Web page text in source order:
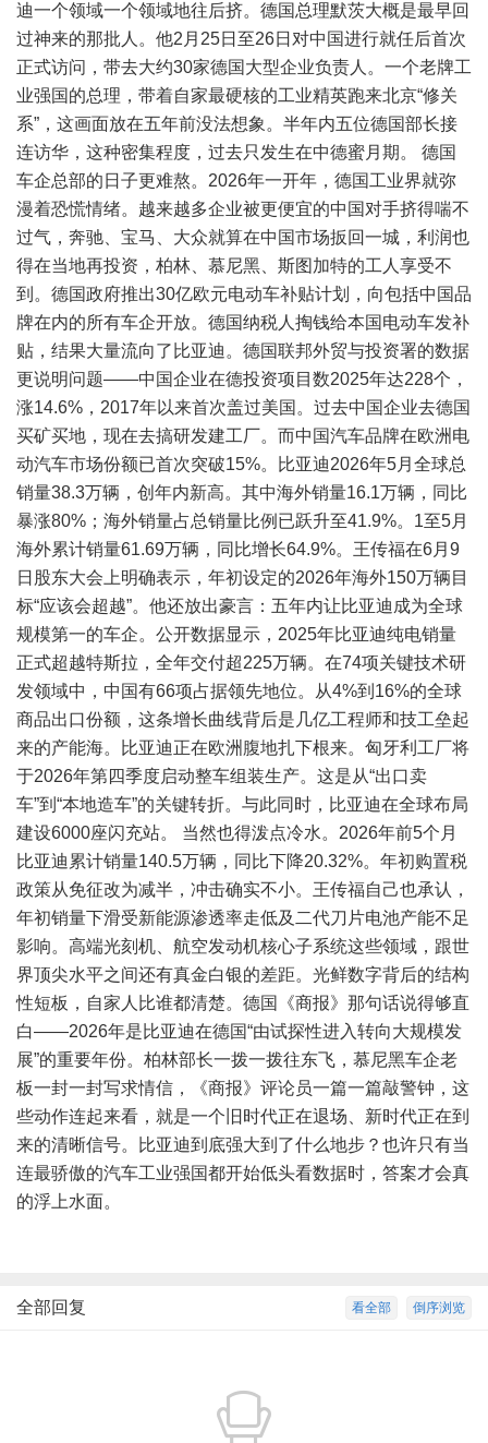
迪一个领域一个领域地往后挤。德国总理默茨大概是最早回
过神来的那批人。他2月25日至26日对中国进行就任后首次
正式访问，带去大约30家德国大型企业负责人。一个老牌工
业强国的总理，带着自家最硬核的工业精英跑来北京“修关
系”，这画面放在五年前没法想象。半年内五位德国部长接
连访华，这种密集程度，过去只发生在中德蜜月期。 德国
车企总部的日子更难熬。2026年一开年，德国工业界就弥
漫着恐慌情绪。越来越多企业被更便宜的中国对手挤得喘不
过气，奔驰、宝马、大众就算在中国市场扳回一城，利润也
得在当地再投资，柏林、慕尼黑、斯图加特的工人享受不
到。德国政府推出30亿欧元电动车补贴计划，向包括中国品
牌在内的所有车企开放。德国纳税人掏钱给本国电动车发补
贴，结果大量流向了比亚迪。德国联邦外贸与投资署的数据
更说明问题——中国企业在德投资项目数2025年达228个，
涨14.6%，2017年以来首次盖过美国。过去中国企业去德国
买矿买地，现在去搞研发建工厂。而中国汽车品牌在欧洲电
动汽车市场份额已首次突破15%。比亚迪2026年5月全球总
销量38.3万辆，创年内新高。其中海外销量16.1万辆，同比
暴涨80%；海外销量占总销量比例已跃升至41.9%。1至5月
海外累计销量61.69万辆，同比增长64.9%。王传福在6月9
日股东大会上明确表示，年初设定的2026年海外150万辆目
标“应该会超越”。他还放出豪言：五年内让比亚迪成为全球
规模第一的车企。公开数据显示，2025年比亚迪纯电销量
正式超越特斯拉，全年交付超225万辆。在74项关键技术研
发领域中，中国有66项占据领先地位。从4%到16%的全球
商品出口份额，这条增长曲线背后是几亿工程师和技工垒起
来的产能海。比亚迪正在欧洲腹地扎下根来。匈牙利工厂将
于2026年第四季度启动整车组装生产。这是从“出口卖
车”到“本地造车”的关键转折。与此同时，比亚迪在全球布局
建设6000座闪充站。 当然也得泼点冷水。2026年前5个月
比亚迪累计销量140.5万辆，同比下降20.32%。年初购置税
政策从免征改为减半，冲击确实不小。王传福自己也承认，
年初销量下滑受新能源渗透率走低及二代刀片电池产能不足
影响。高端光刻机、航空发动机核心子系统这些领域，跟世
界顶尖水平之间还有真金白银的差距。光鲜数字背后的结构
性短板，自家人比谁都清楚。德国《商报》那句话说得够直
白——2026年是比亚迪在德国“由试探性进入转向大规模发
展”的重要年份。柏林部长一拨一拨往东飞，慕尼黑车企老
板一封一封写求情信，《商报》评论员一篇一篇敲警钟，这
些动作连起来看，就是一个旧时代正在退场、新时代正在到
来的清晰信号。比亚迪到底强大到了什么地步？也许只有当
连最骄傲的汽车工业强国都开始低头看数据时，答案才会真
的浮上水面。
倒序浏览
看全部
全部回复